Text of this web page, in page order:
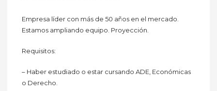
Empresa líder con más de 50 años en el mercado.
Estamos ampliando equipo. Proyección.
Requisitos:
– Haber estudiado o estar cursando ADE, Económicas
o Derecho.